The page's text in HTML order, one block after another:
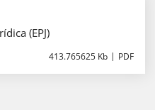
(EPJ)
413.765625 Kb PDF